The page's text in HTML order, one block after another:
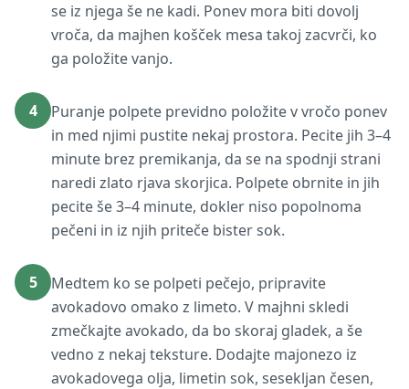
se iz njega še ne kadi. Ponev mora biti dovolj
vroča, da majhen košček mesa takoj zacvrči, ko
ga položite vanjo.
4
Puranje polpete previdno položite v vročo ponev
in med njimi pustite nekaj prostora. Pecite jih 3–4
minute brez premikanja, da se na spodnji strani
naredi zlato rjava skorjica. Polpete obrnite in jih
pecite še 3–4 minute, dokler niso popolnoma
pečeni in iz njih priteče bister sok.
5
Medtem ko se polpeti pečejo, pripravite
avokadovo omako z limeto. V majhni skledi
zmečkajte avokado, da bo skoraj gladek, a še
vedno z nekaj teksture. Dodajte majonezo iz
avokadovega olja, limetin sok, sesekljan česen,